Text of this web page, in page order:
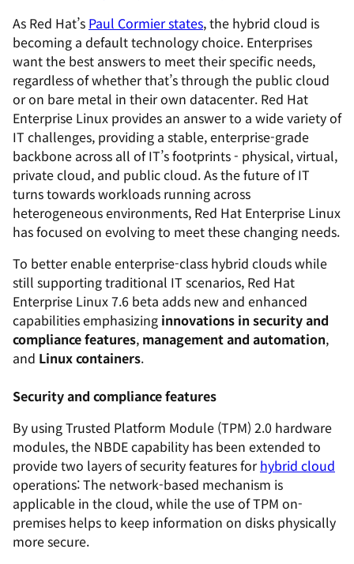
As Red Hat’s Paul Cormier states, the hybrid cloud is
becoming a default technology choice. Enterprises
want the best answers to meet their specific needs,
regardless of whether that’s through the public cloud
or on bare metal in their own datacenter. Red Hat
Enterprise Linux provides an answer to a wide variety of
IT challenges, providing a stable, enterprise-grade
backbone across all of IT’s footprints - physical, virtual,
private cloud, and public cloud. As the future of IT
turns towards workloads running across
heterogeneous environments, Red Hat Enterprise Linux
has focused on evolving to meet these changing needs.
To better enable enterprise-class hybrid clouds while
still supporting traditional IT scenarios, Red Hat
Enterprise Linux 7.6 beta adds new and enhanced
capabilities emphasizing innovations in security and
compliance features, management and automation,
and Linux containers.
Security and compliance features
By using Trusted Platform Module (TPM) 2.0 hardware
modules, the NBDE capability has been extended to
provide two layers of security features forhybrid cloud
operations: The network-based mechanism is
applicable in the cloud, while the use of TPM on-
premises helps to keep information on disks physically
more secure.